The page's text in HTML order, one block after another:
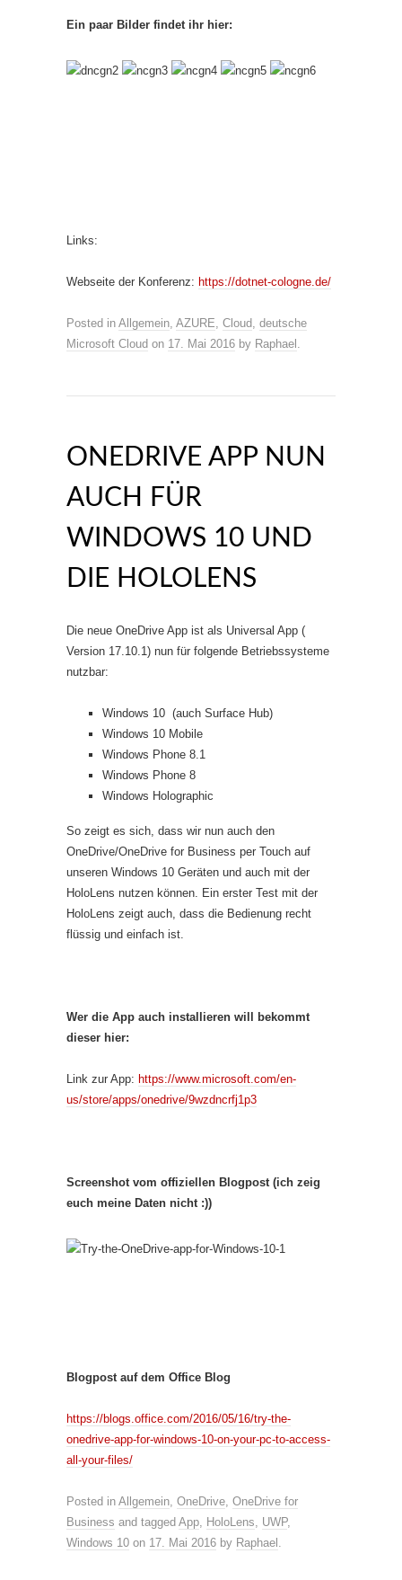
Ein paar Bilder findet ihr hier:
Links:
Webseite der Konferenz: https://dotnet-cologne.de/
Posted in Allgemein, AZURE, Cloud, deutsche
Microsoft Cloud on 17. Mai 2016 by Raphael .
ONEDRIVE APP NUN
AUCH FÜR
WINDOWS 10 UND
DIE HOLOLENS
Die neue OneDrive App ist als Universal App (
Version 17.10.1) nun für folgende Betriebssysteme
nutzbar:
Windows 10 (auch Surface Hub)
Windows 10 Mobile
Windows Phone 8.1
Windows Phone 8
Windows Holographic
So zeigt es sich, dass wir nun auch den
OneDrive/OneDrive for Business per Touch auf
unseren Windows 10 Geräten und auch mit der
HoloLens nutzen können. Ein erster Test mit der
HoloLens zeigt auch, dass die Bedienung recht
flüssig und einfach ist.
Wer die App auch installieren will bekommt
dieser hier:
Link zur App: https://www.microsoft.com/en-
us/store/apps/onedrive/9wzdncrfj1p3
Screenshot vom offiziellen Blogpost (ich zeig
euch meine Daten nicht :))
Blogpost auf dem Office Blog
https://blogs.office.com/2016/05/16/try-the-
onedrive-app-for-windows-10-on-your-pc-to-access-
all-your-files/
Posted in Allgemein, OneDrive, OneDrive for
Business and tagged App, HoloLens, UWP,
Windows 10 on 17. Mai 2016 by Raphael .